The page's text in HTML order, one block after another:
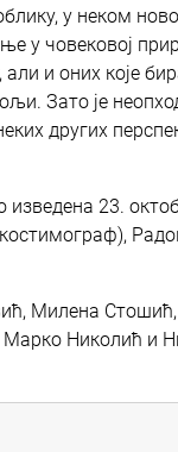
у неком
у човековој
и оних које
Зато је
других
изведена 23.
Милена
Николић и